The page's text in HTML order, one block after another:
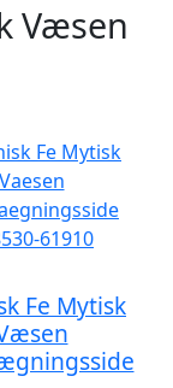
Væsen
Fe Mytisk